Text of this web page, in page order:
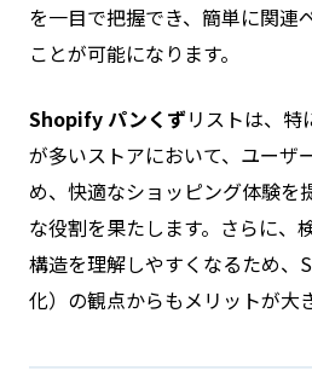
を一目で把握でき、簡単に関連
ことが可能になります。
Shopify パンくずリストは、特
が多いストアにおいて、ユーザ
め、快適なショッピング体験を
な役割を果たします。さらに、
構造を理解しやすくなるため、
化）の観点からもメリットが大